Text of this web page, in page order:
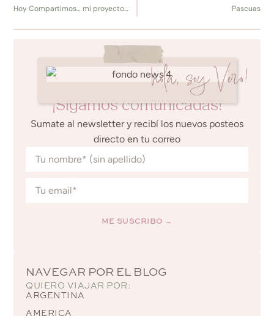
Hoy Compartimos… mi proyecto en naranja Pascuas
hola, soy Vero!
¡Sigamos comunicadas!
Sumate al newsletter y recibí los nuevos posteos
directo en tu correo
ME SUSCRIBO →
NAVEGAR POR EL BLOG
QUIERO VIAJAR POR:
ARGENTINA
AMERICA